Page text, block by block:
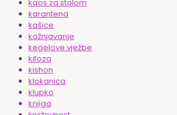
kaos za stolom
karantena
kašice
kažnjavanje
kegelove vježbe
kifoza
kishon
klokanica
klupko
knjiga